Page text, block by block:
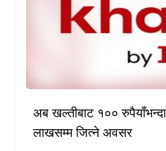
अब खल्तीबाट १००
लाखसम्म जित्ने अवसर